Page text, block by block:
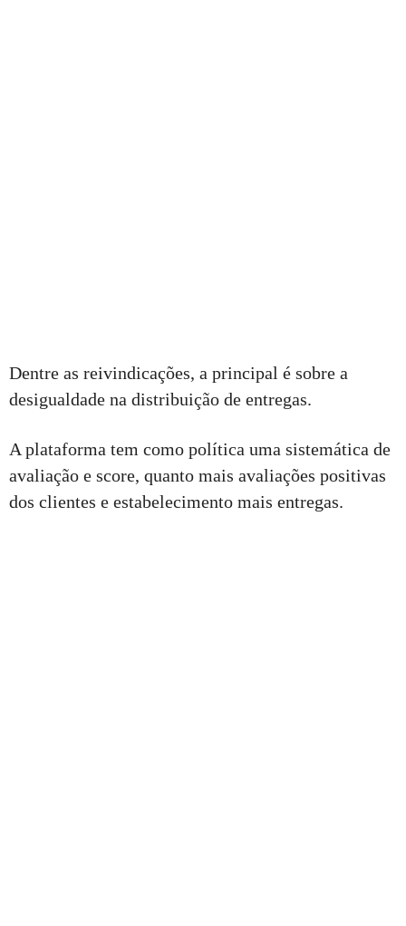
Dentre as reivindicações, a principal é sobre a
desigualdade na distribuição de entregas.
A plataforma tem como política uma sistemática de
avaliação e score, quanto mais avaliações positivas
dos clientes e estabelecimento mais entregas.